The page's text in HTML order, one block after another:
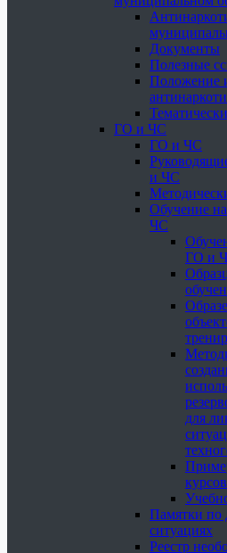
Документы
Полезные
Положение
ГО и ЧС
ГО и ЧС
и ЧС
Обучение
ЧС
ГО и
для
Памятки по
ситуациях
Реестр